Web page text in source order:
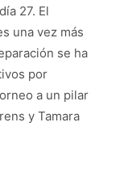
27. El
una vez más
se ha
por
a un pilar
y Tamara